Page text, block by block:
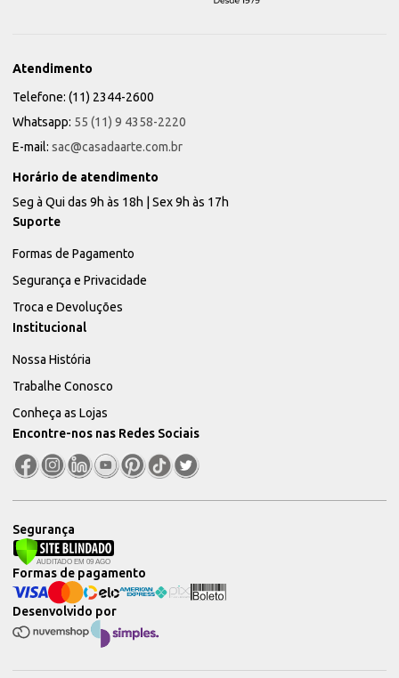
Atendimento
Telefone: (11) 2344-2600
Whatsapp: 55 (11) 9 4358-2220
E-mail: sac@casadaarte.com.br
Horário de atendimento
Seg à Qui das 9h às 18h | Sex 9h às 17h
Suporte
Formas de Pagamento
Segurança e Privacidade
Troca e Devoluções
Institucional
Nossa História
Trabalhe Conosco
Conheça as Lojas
Encontre-nos nas Redes Sociais
Segurança
Desenvolvido por
Formas de pagamento